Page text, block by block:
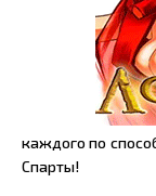
каждого по
Спарты!